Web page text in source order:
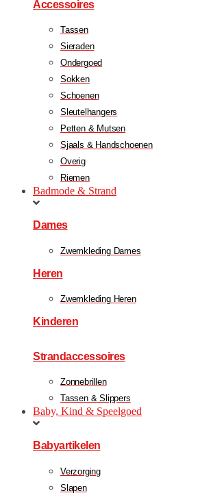
Accessoires
Tassen
Sieraden
Ondergoed
Sokken
Schoenen
Sleutelhangers
Petten & Mutsen
Sjaals & Handschoenen
Overig
Riemen
Badmode & Strand
Dames
Zwemkleding Dames
Heren
Zwemkleding Heren
Kinderen
Strandaccessoires
Zonnebrillen
Tassen & Slippers
Baby, Kind & Speelgoed
Babyartikelen
Verzorging
Slapen